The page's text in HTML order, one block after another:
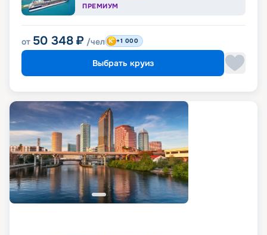
ПРЕМИУМ
от 50 348 ₽ /чел +1 000
Выбрать круиз